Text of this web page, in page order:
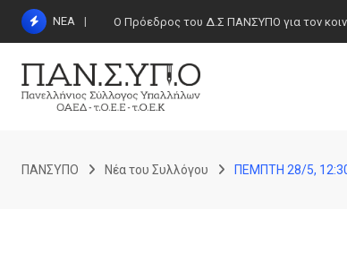
Skip
content
ΝΕΑ Ο Πρόεδρος του Δ.Σ ΠΑΝΣΥΠΟ για τον
ΠΑΝΣΥΠΟ Νέα του Συλλόγου ΠΕΜΠΤΗ 28/5,